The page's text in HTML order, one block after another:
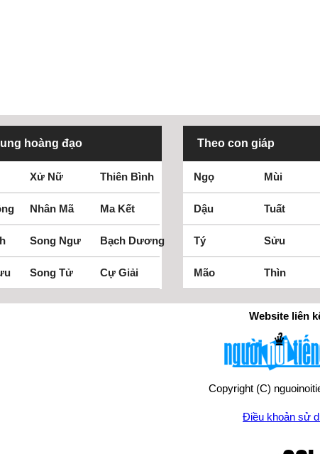
hoàng đạo
Xử Nữ Thiên Bình
Nhân Mã Ma Kết
Song Ngư Bạch Dương
Song Tử Cự Giải
Theo con giáp
Ngọ Mùi
Dậu Tuất
Tý Sửu
Mão Thìn
Website liên
Copyright (C)
Điều khoản sử